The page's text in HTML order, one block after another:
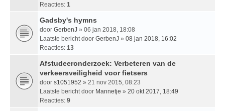
Reacties: 1
Gadsby's hymns
door GerbenJ » 06 jan 2018, 18:08
Laatste bericht door GerbenJ » 08 jan 2018, 16:02
Reacties: 13
Afstudeeronderzoek: Verbeteren van de
verkeersveiligheid voor fietsers
door s1051952 » 21 nov 2015, 08:23
Laatste bericht door Mannetje » 20 okt 2017, 18:49
Reacties: 9